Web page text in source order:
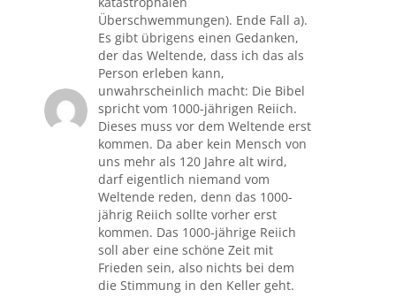
Überschwemmungen). Ende Fall a).
Es gibt übrigens einen Gedanken,
der das Weltende, dass ich das als
Person erleben kann,
unwahrscheinlich macht: Die Bibel
spricht vom 1000-jährigen Reiich.
Dieses muss vor dem Weltende erst
kommen. Da aber kein Mensch von
uns mehr als 120 Jahre alt wird,
darf eigentlich niemand vom
Weltende reden, denn das 1000-
jährig Reiich sollte vorher erst
kommen. Das 1000-jährige Reiich
soll aber eine schöne Zeit mit
Frieden sein, also nichts bei dem
die Stimmung in den Keller geht.